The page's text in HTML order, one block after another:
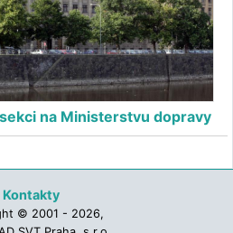
na Ministerstvu dopravy
Kontakty
© 2001 - 2026,